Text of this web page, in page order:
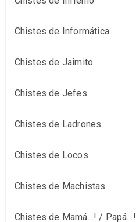
Chistes de Informática
Chistes de Jaimito
Chistes de Jefes
Chistes de Ladrones
Chistes de Locos
Chistes de Machistas
Chistes de Mamá…! / Papá…!